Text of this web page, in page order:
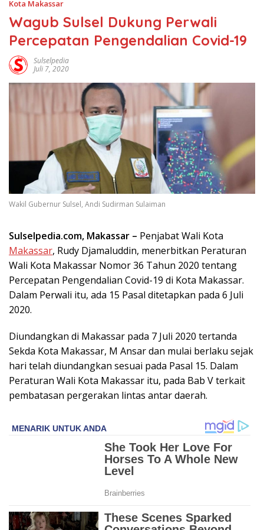
Kota Makassar
Wagub Sulsel Dukung Perwali
Percepatan Pengendalian Covid-19
Sulselpedia
Juli 7, 2020
Wakil Gubernur Sulsel, Andi Sudirman Sulaiman
Sulselpedia.com, Makassar – Penjabat Wali Kota
Makassar, Rudy Djamaluddin, menerbitkan Peraturan
Wali Kota Makassar Nomor 36 Tahun 2020 tentang
Percepatan Pengendalian Covid-19 di Kota Makassar.
Dalam Perwali itu, ada 15 Pasal ditetapkan pada 6 Juli
2020.
Diundangkan di Makassar pada 7 Juli 2020 tertanda
Sekda Kota Makassar, M Ansar dan mulai berlaku sejak
hari telah diundangkan sesuai pada Pasal 15. Dalam
Peraturan Wali Kota Makassar itu, pada Bab V terkait
pembatasan pergerakan lintas antar daerah.